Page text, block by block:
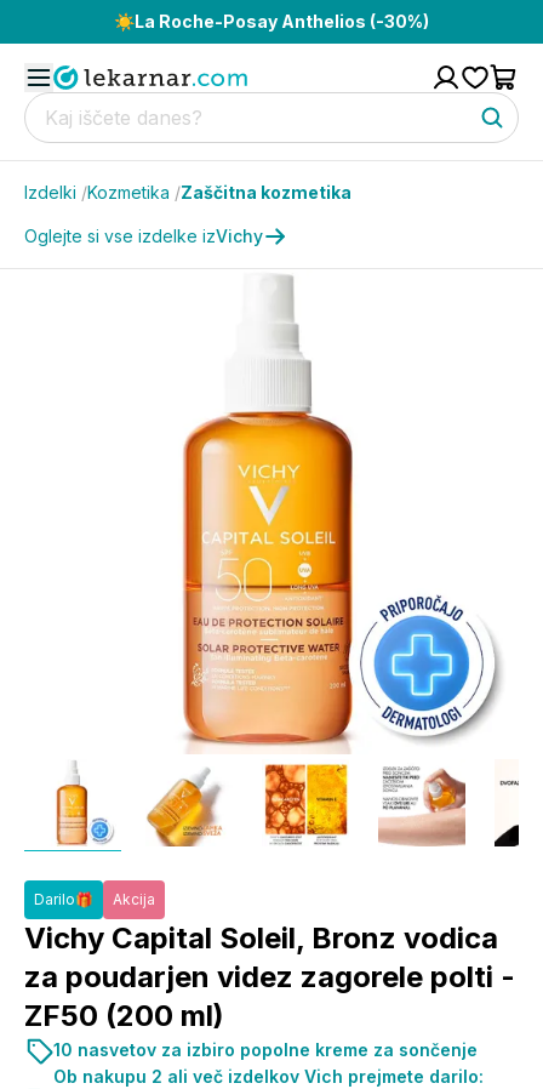
☀️La Roche-Posay Anthelios (-30%)
Izdelki /Kozmetika /Zaščitna kozmetika
Oglejte si vse izdelke izVichy
Darilo🎁 Akcija
Vichy Capital Soleil, Bronz vodica
za poudarjen videz zagorele polti -
ZF50 (200 ml)
10 nasvetov za izbiro popolne kreme za sončenje
Ob nakupu 2 ali več izdelkov Vich prejmete darilo: